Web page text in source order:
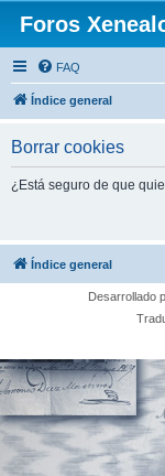
Foros
FAQ
Índice general
Borrar cookies
¿Está seguro de que
Índice general
Desarrollado